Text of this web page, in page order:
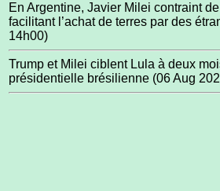
En Argentine, Javier Milei contraint
facilitant l’achat de terres par des
14h00)
Trump et Milei ciblent Lula à deux
présidentielle brésilienne (06 Aug